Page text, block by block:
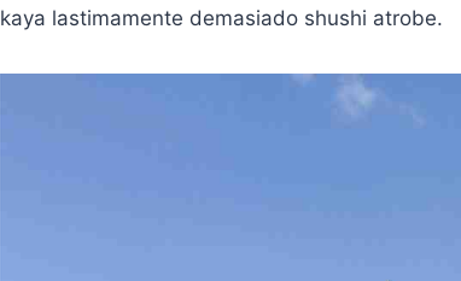
kaya lastimamente demasiado shushi atrobe.